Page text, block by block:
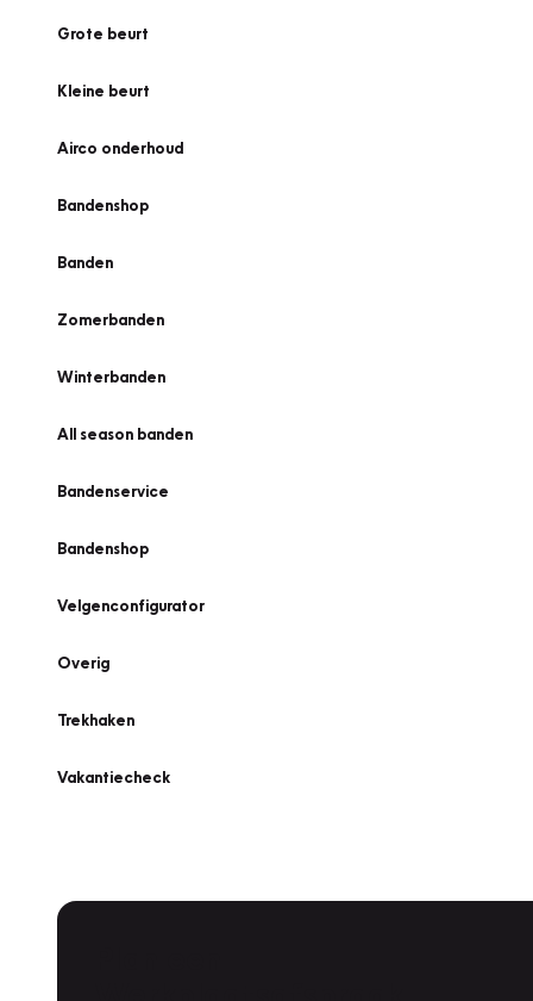
Grote beurt
Kleine beurt
Airco onderhoud
Bandenshop
Banden
Zomerbanden
Winterbanden
All season banden
Bandenservice
Bandenshop
Velgenconfigurator
Overig
Trekhaken
Vakantiecheck